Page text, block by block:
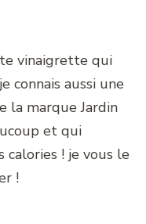
vinaigrette qui
connais aussi une
la marque Jardin
et qui
calories ! je vous le
!